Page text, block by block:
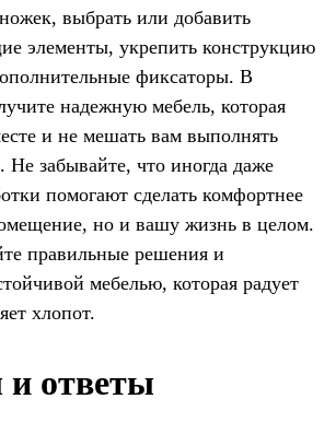
выбрать или добавить
элементы, укрепить конструкцию
фиксаторы. В
надежную мебель, которая
и не мешать вам выполнять
Не забывайте, что иногда даже
помогают сделать комфортнее
но и вашу жизнь в целом.
правильные решения и
мебелью, которая радует
хлопот.
и ответы